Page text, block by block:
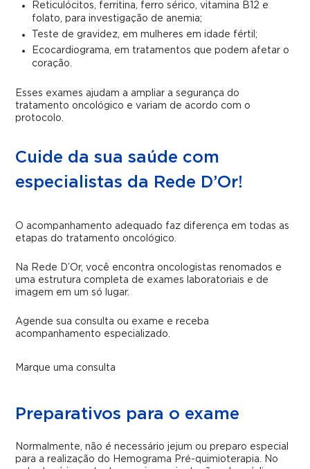
Reticulócitos, ferritina, ferro sérico, vitamina B12 e
folato, para investigação de anemia;
Teste de gravidez, em mulheres em idade fértil;
Ecocardiograma, em tratamentos que podem afetar o
coração.
Esses exames ajudam a ampliar a segurança do
tratamento oncológico e variam de acordo com o
protocolo.
Cuide da sua saúde com
especialistas da Rede D’Or!
O acompanhamento adequado faz diferença em todas as
etapas do tratamento oncológico.
Na Rede D’Or, você encontra oncologistas renomados e
uma estrutura completa de exames laboratoriais e de
imagem em um só lugar.
Agende sua consulta ou exame e receba
acompanhamento especializado.
Marque uma consulta
Preparativos para o exame
Normalmente, não é necessário jejum ou preparo especial
para a realização do Hemograma Pré-quimioterapia. No